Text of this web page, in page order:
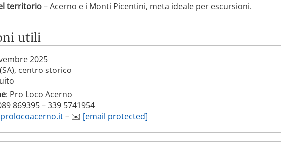
territorio– Acerno e i Monti Picentini, meta ideale per escursioni.
utili
2025
centro storico
: Pro Loco Acerno
869395 – 339 5741954
– ✉️ [email protected]